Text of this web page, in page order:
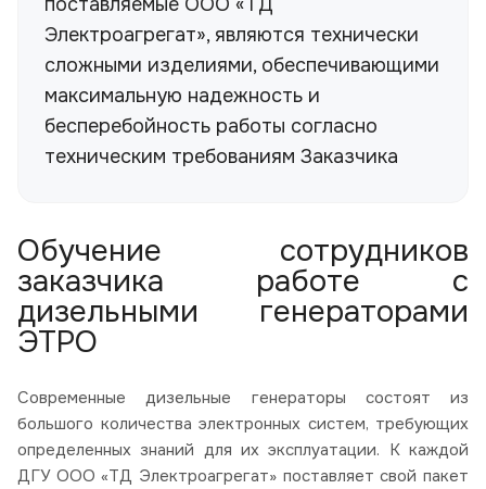
Электроагрегат», являются технически
сложными изделиями, обеспечивающими
максимальную надежность и
бесперебойность работы согласно
техническим требованиям Заказчика
Обучение сотрудников
заказчика работе с
дизельными генераторами
ЭТРО
Современные дизельные генераторы состоят из
большого количества электронных систем, требующих
определенных знаний для их эксплуатации. К каждой
ДГУ ООО «ТД Электроагрегат» поставляет свой пакет